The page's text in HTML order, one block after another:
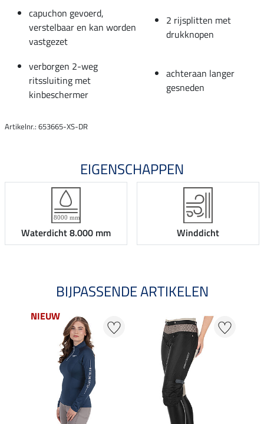
capuchon gevoerd,
verstelbaar en kan worden
vastgezet
2 rijsplitten met
drukknopen
verborgen 2-weg
ritssluiting met
kinbeschermer
achteraan langer
gesneden
Artikelnr.: 653665-XS-DR
EIGENSCHAPPEN
Waterdicht 8.000 mm Winddicht
BIJPASSENDE ARTIKELEN
NIEUW